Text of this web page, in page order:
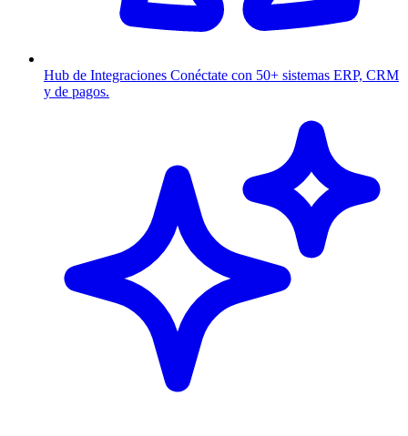
Hub de Integraciones Conéctate con 50+ sistemas ERP, CRM
y de pagos.